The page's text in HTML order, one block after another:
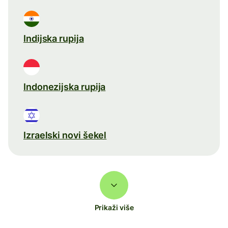
Indijska rupija
Indonezijska rupija
Izraelski novi šekel
Prikaži više